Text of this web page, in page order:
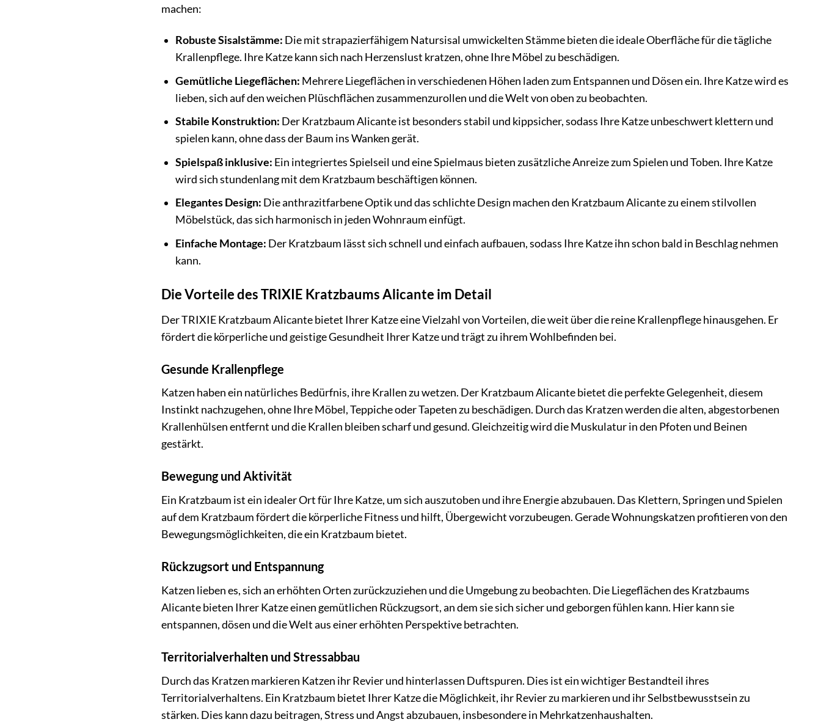
machen:
Robuste Sisalstämme: Die mit strapazierfähigem Natursisal umwickelten Stämme bieten die ideale Oberfläche für die tägliche
Krallenpflege. Ihre Katze kann sich nach Herzenslust kratzen, ohne Ihre Möbel zu beschädigen.
Gemütliche Liegeflächen: Mehrere Liegeflächen in verschiedenen Höhen laden zum Entspannen und Dösen ein. Ihre Katze wird es
lieben, sich auf den weichen Plüschflächen zusammenzurollen und die Welt von oben zu beobachten.
Stabile Konstruktion: Der Kratzbaum Alicante ist besonders stabil und kippsicher, sodass Ihre Katze unbeschwert klettern und
spielen kann, ohne dass der Baum ins Wanken gerät.
Spielspaß inklusive: Ein integriertes Spielseil und eine Spielmaus bieten zusätzliche Anreize zum Spielen und Toben. Ihre Katze
wird sich stundenlang mit dem Kratzbaum beschäftigen können.
Elegantes Design: Die anthrazitfarbene Optik und das schlichte Design machen den Kratzbaum Alicante zu einem stilvollen
Möbelstück, das sich harmonisch in jeden Wohnraum einfügt.
Einfache Montage: Der Kratzbaum lässt sich schnell und einfach aufbauen, sodass Ihre Katze ihn schon bald in Beschlag nehmen
kann.
Die Vorteile des TRIXIE Kratzbaums Alicante im Detail
Der TRIXIE Kratzbaum Alicante bietet Ihrer Katze eine Vielzahl von Vorteilen, die weit über die reine Krallenpflege hinausgehen. Er
fördert die körperliche und geistige Gesundheit Ihrer Katze und trägt zu ihrem Wohlbefinden bei.
Gesunde Krallenpflege
Katzen haben ein natürliches Bedürfnis, ihre Krallen zu wetzen. Der Kratzbaum Alicante bietet die perfekte Gelegenheit, diesem
Instinkt nachzugehen, ohne Ihre Möbel, Teppiche oder Tapeten zu beschädigen. Durch das Kratzen werden die alten, abgestorbenen
Krallenhülsen entfernt und die Krallen bleiben scharf und gesund. Gleichzeitig wird die Muskulatur in den Pfoten und Beinen
gestärkt.
Bewegung und Aktivität
Ein Kratzbaum ist ein idealer Ort für Ihre Katze, um sich auszutoben und ihre Energie abzubauen. Das Klettern, Springen und Spielen
auf dem Kratzbaum fördert die körperliche Fitness und hilft, Übergewicht vorzubeugen. Gerade Wohnungskatzen profitieren von den
Bewegungsmöglichkeiten, die ein Kratzbaum bietet.
Rückzugsort und Entspannung
Katzen lieben es, sich an erhöhten Orten zurückzuziehen und die Umgebung zu beobachten. Die Liegeflächen des Kratzbaums
Alicante bieten Ihrer Katze einen gemütlichen Rückzugsort, an dem sie sich sicher und geborgen fühlen kann. Hier kann sie
entspannen, dösen und die Welt aus einer erhöhten Perspektive betrachten.
Territorialverhalten und Stressabbau
Durch das Kratzen markieren Katzen ihr Revier und hinterlassen Duftspuren. Dies ist ein wichtiger Bestandteil ihres
Territorialverhaltens. Ein Kratzbaum bietet Ihrer Katze die Möglichkeit, ihr Revier zu markieren und ihr Selbstbewusstsein zu
stärken. Dies kann dazu beitragen, Stress und Angst abzubauen, insbesondere in Mehrkatzenhaushalten.